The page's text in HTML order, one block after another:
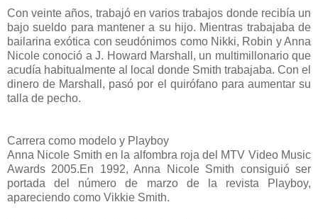
Con veinte años, trabajó en varios trabajos donde recibía un
bajo sueldo para mantener a su hijo. Mientras trabajaba de
bailarina exótica con seudónimos como Nikki, Robin y Anna
Nicole conoció a J. Howard Marshall, un multimillonario que
acudía habitualmente al local donde Smith trabajaba. Con el
dinero de Marshall, pasó por el quirófano para aumentar su
talla de pecho.
Carrera como modelo y Playboy
Anna Nicole Smith en la alfombra roja del MTV Video Music
Awards 2005.En 1992, Anna Nicole Smith consiguió ser
portada del número de marzo de la revista Playboy,
apareciendo como Vikkie Smith.